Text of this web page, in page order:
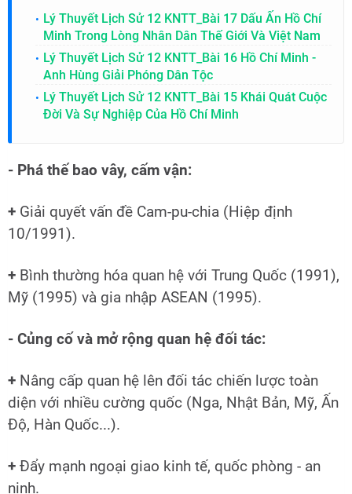
Lý Thuyết Lịch Sử 12 KNTT_Bài 17 Dấu Ấn Hồ Chí
Minh Trong Lòng Nhân Dân Thế Giới Và Việt Nam
Lý Thuyết Lịch Sử 12 KNTT_Bài 16 Hồ Chí Minh -
Anh Hùng Giải Phóng Dân Tộc
Lý Thuyết Lịch Sử 12 KNTT_Bài 15 Khái Quát Cuộc
Đời Và Sự Nghiệp Của Hồ Chí Minh
- Phá thế bao vây, cấm vận:
+ Giải quyết vấn đề Cam-pu-chia (Hiệp định
10/1991).
+ Bình thường hóa quan hệ với Trung Quốc (1991),
Mỹ (1995) và gia nhập ASEAN (1995).
- Củng cố và mở rộng quan hệ đối tác:
+ Nâng cấp quan hệ lên đối tác chiến lược toàn
diện với nhiều cường quốc (Nga, Nhật Bản, Mỹ, Ấn
Độ, Hàn Quốc...).
+ Đẩy mạnh ngoại giao kinh tế, quốc phòng - an
ninh.